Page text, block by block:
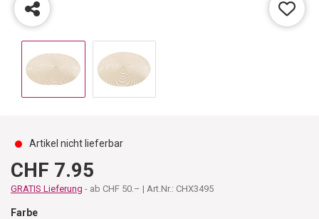
Artikel nicht lieferbar
CHF 7.95
GRATIS Lieferung - ab CHF 50.– | Art.Nr.: CHX3495
Farbe